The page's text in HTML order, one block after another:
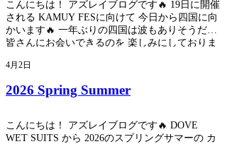
を経て 最強になりましたので 今年はこれから暴
れていきます😜
くなるかもしれません。 お客様にはご迷惑をお
かけしますが また再開するタイミングで アナウ
ンスしますので 今しばらくお待ち下さい！🔥
こんにちは！ アズレイブログです🔥 19日に開催
される KAMUY FESに向けて 今日から四国に向
かいます🔥 一年ぶりの四国は波もありそうだし
皆さんにお会いできるのを 楽しみにしておりま
思います！ よろしくお願いします❤️‍🔥
4月2日
2026 Spring Summer
こんにちは！ アズレイブログです🔥 DOVE
WET SUITS から 2026のスプリングサマーの カ